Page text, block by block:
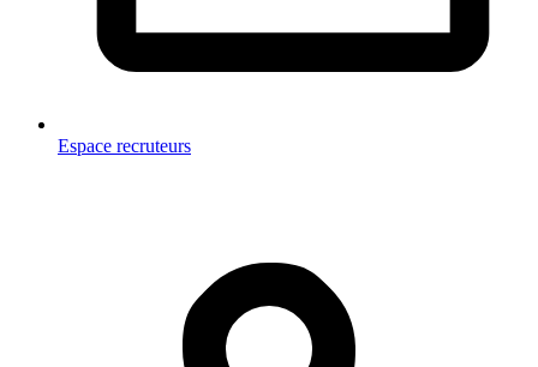
Espace recruteurs